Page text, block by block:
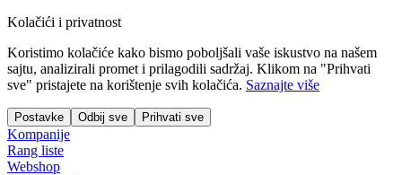
Kolačići i privatnost
Koristimo kolačiće kako bismo poboljšali vaše iskustvo na našem
sajtu, analizirali promet i prilagodili sadržaj. Klikom na "Prihvati
sve" pristajete na korištenje svih kolačića. Saznajte više
Postavke Odbij sve Prihvati sve
Kompanije
Rang liste
Webshop